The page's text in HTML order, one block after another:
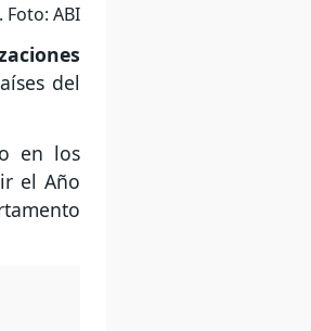
ABI
del
en los
el Año